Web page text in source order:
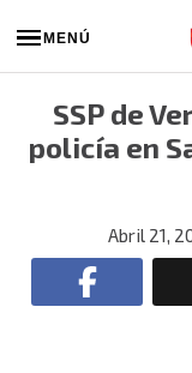
MENÚ
SSP de
policía en
Abril 21,